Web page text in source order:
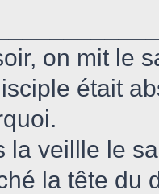
on mit le
était
la veillle le
la tête du